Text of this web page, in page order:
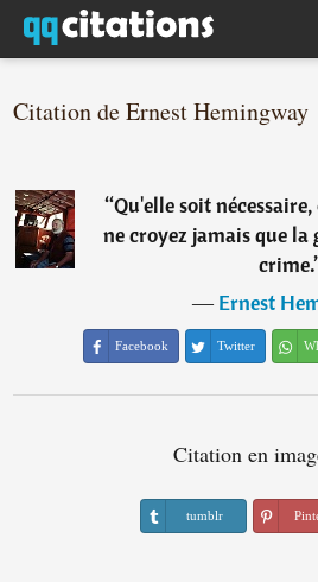
Citation de Ernest Hemingway
“Qu'elle soit
ne croyez jamais que la
crime.
―Ernest
Facebook Twitter
Citation en
tumblr